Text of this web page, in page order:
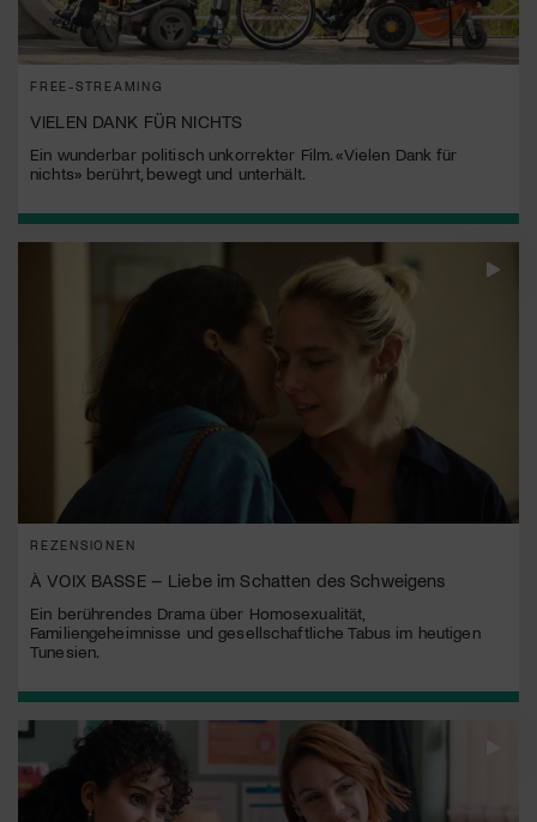
FREE-STREAMING
VIELEN DANK FÜR NICHTS
Ein wunderbar politisch unkorrekter Film. «Vielen Dank für
nichts» berührt, bewegt und unterhält.
REZENSIONEN
À VOIX BASSE – Liebe im Schatten des Schweigens
Ein berührendes Drama über Homosexualität,
Familiengeheimnisse und gesellschaftliche Tabus im heutigen
Tunesien.